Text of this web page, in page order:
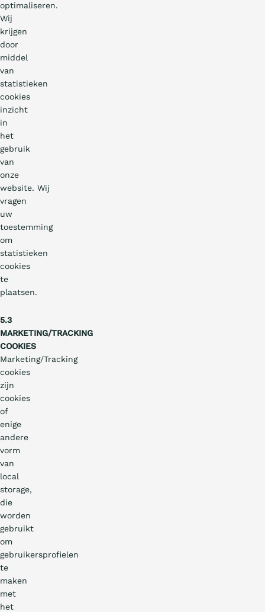
optimaliseren.
Wij
krijgen
door
middel
van
statistieken
cookies
inzicht
in
het
gebruik
van
onze
website. Wij
vragen
uw
toestemming
om
statistieken
cookies
te
plaatsen.
5.3
MARKETING/TRACKING
COOKIES
Marketing/Tracking
cookies
zijn
cookies
of
enige
andere
vorm
van
local
storage,
die
worden
gebruikt
om
gebruikersprofielen
te
maken
met
het